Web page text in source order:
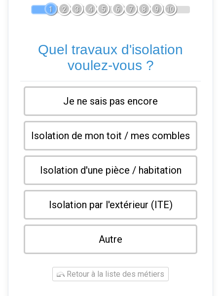
1 2 3 4 5 6 7 8 9 10
Quel travaux d'isolation
voulez-vous ?
Je ne sais pas encore
Isolation de mon toit / mes combles
Isolation d'une pièce / habitation
Isolation par l'extérieur (ITE)
Autre
Retour à la liste des métiers